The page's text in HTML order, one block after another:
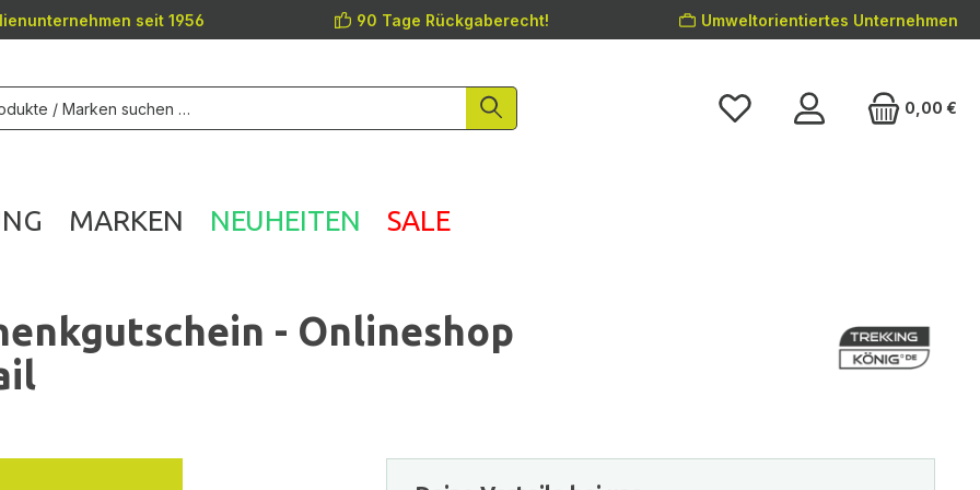
seit 1956 90 Tage Rückgaberecht! Umweltorientiertes Unternehmen
0,00 €
MARKEN NEUHEITEN SALE
- Onlineshop